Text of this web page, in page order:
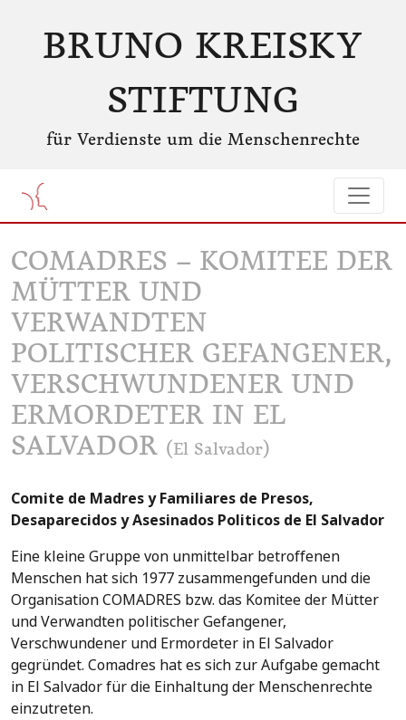
BRUNO KREISKY
STIFTUNG
für Verdienste um die Menschenrechte
COMADRES – KOMITEE DER
MÜTTER UND
VERWANDTEN
POLITISCHER GEFANGENER,
VERSCHWUNDENER UND
ERMORDETER IN EL
SALVADOR (El Salvador)
Comite de Madres y Familiares de Presos,
Desaparecidos y Asesinados Politicos de El Salvador
Eine kleine Gruppe von unmittelbar betroffenen
Menschen hat sich 1977 zusammengefunden und die
Organisation COMADRES bzw. das Komitee der Mütter
und Verwandten politischer Gefangener,
Verschwundener und Ermordeter in El Salvador
gegründet. Comadres hat es sich zur Aufgabe gemacht
in El Salvador für die Einhaltung der Menschenrechte
einzutreten.